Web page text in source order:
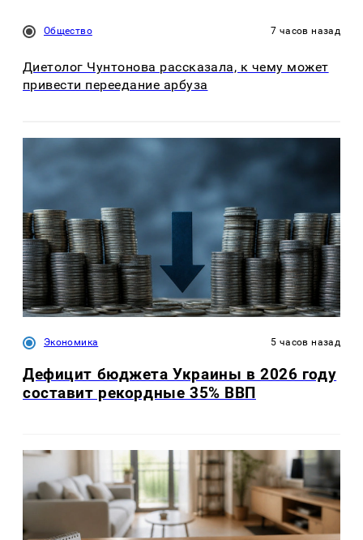
Общество 7 часов назад
Диетолог Чунтонова рассказала, к чему может
привести переедание арбуза
Экономика 5 часов назад
Дефицит бюджета Украины в 2026 году
составит рекордные 35% ВВП